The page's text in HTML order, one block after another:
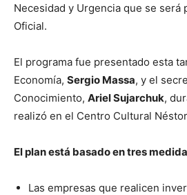
Necesidad y Urgencia que se será
Oficial.
El programa fue presentado esta
Economía, Sergio Massa, y el
Conocimiento, Ariel Sujarchuk,
realizó en el Centro Cultural
El plan está basado en tres
Las empresas que realicen